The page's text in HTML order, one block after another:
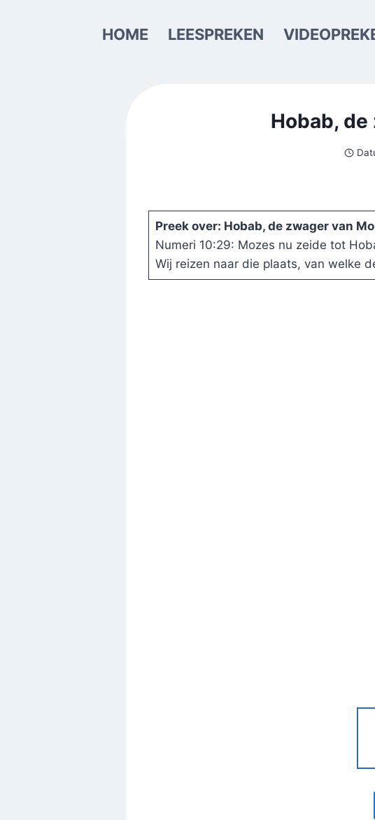
HOME LEESPREKEN
Hobab, de
Preek over: Hobab, de zwager van
Numeri 10:29: Mozes nu zeide tot
Wij reizen naar die plaats, van welke